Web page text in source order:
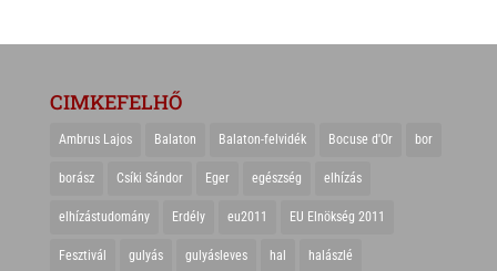
CIMKEFELHŐ
Ambrus Lajos Balaton Balaton-felvidék Bocuse d'Or bor
borász Csíki Sándor Eger egészség elhízás
elhízástudomány Erdély eu2011 EU Elnökség 2011
Fesztivál gulyás gulyásleves hal halászlé